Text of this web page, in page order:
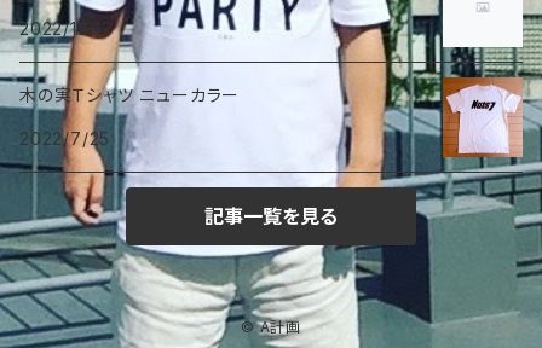
2022/12/12
木の実Ｔシャツ ニューカラー
2022/7/25
記事一覧を見る
© A計画